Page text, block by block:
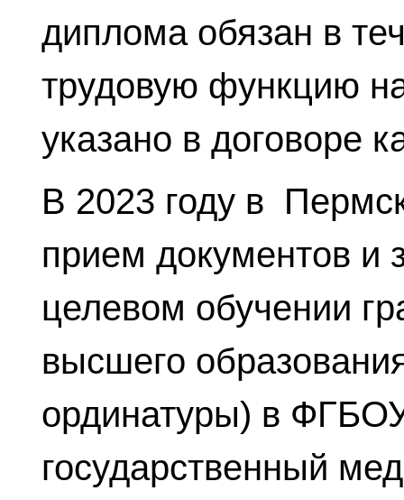
диплома обязан в
трудовую функцию
указано в договоре
В 2023 году в
прием документов и
целевом обучении
высшего
ординатуры) в
государственный